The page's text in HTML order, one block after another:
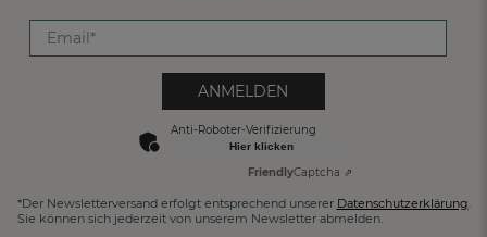
ANMELDEN
Anti-Roboter-Verifizierung
Hier klicken
FriendlyCaptcha ⇗
*Der Newsletterversand erfolgt entsprechend unserer Datenschutzerklärung.
Sie können sich jederzeit von unserem Newsletter abmelden.